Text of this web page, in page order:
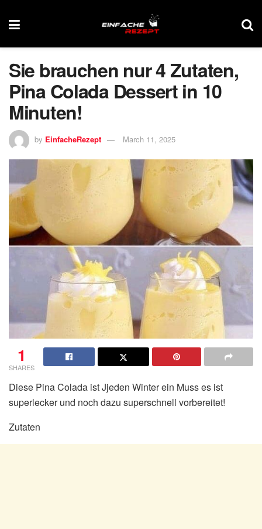
Sie brauchen nur 4 Zutaten,
Pina Colada Dessert in 10
Minuten!
by EinfacheRezept March 11, 2025
1
SHARES
Diese Pina Colada ist Jjeden Winter ein Muss es ist
superlecker und noch dazu superschnell vorbereitet!
Zutaten